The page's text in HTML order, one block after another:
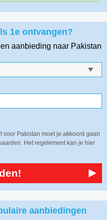
1e ontvangen?
aanbieding naar Pakistan
voor Pakistan moet je akkoord gaan
Het regelement kan je hier
aanbiedingen